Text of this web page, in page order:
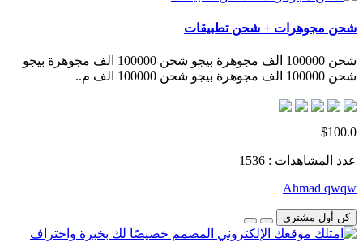
شحن مجوهرات + شحن تطبيقات
شحن 100000 الف مجوهرة بيجو شحن 100000 الف مجوهرة بيجو
شحن 100000 الف مجوهرة بيجو شحن 100000 الف م..
$100.0
عدد المشاهدات : 1536
Ahmad qwqw
كن أول مشتري